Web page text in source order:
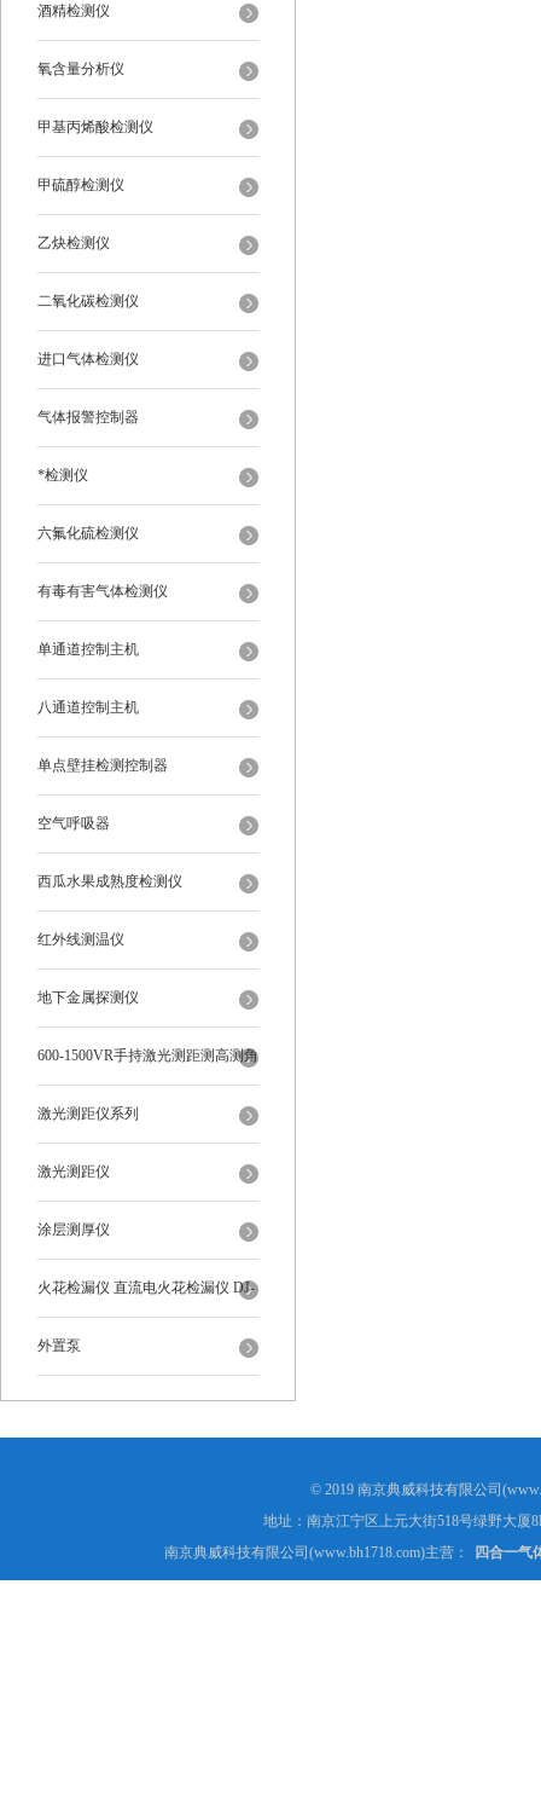
酒精检测仪
氧含量分析仪
甲基丙烯酸检测仪
甲硫醇检测仪
乙炔检测仪
二氧化碳检测仪
进口气体检测仪
气体报警控制器
*检测仪
六氟化硫检测仪
有毒有害气体检测仪
单通道控制主机
八通道控制主机
单点壁挂检测控制器
空气呼吸器
西瓜水果成熟度检测仪
红外线测温仪
地下金属探测仪
600-1500VR手持激光测距测高测角
多功能
激光测距仪系列
激光测距仪
涂层测厚仪
火花检漏仪 直流电火花检漏仪 DJ-
6-A型
外置泵
© 2019 南京典威科技有限公司
地址：南京江宁区上元大街518号绿野大厦
南京典威科技有限公司(www.bh1718.com)主营：
四合一气